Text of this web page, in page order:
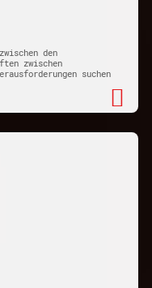
den
zwischen
suchen